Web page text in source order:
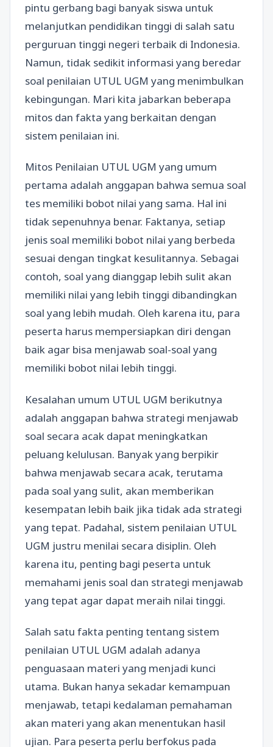
pintu gerbang bagi banyak siswa untuk
melanjutkan pendidikan tinggi di salah satu
perguruan tinggi negeri terbaik di Indonesia.
Namun, tidak sedikit informasi yang beredar
soal penilaian UTUL UGM yang menimbulkan
kebingungan. Mari kita jabarkan beberapa
mitos dan fakta yang berkaitan dengan
sistem penilaian ini.
Mitos Penilaian UTUL UGM yang umum
pertama adalah anggapan bahwa semua soal
tes memiliki bobot nilai yang sama. Hal ini
tidak sepenuhnya benar. Faktanya, setiap
jenis soal memiliki bobot nilai yang berbeda
sesuai dengan tingkat kesulitannya. Sebagai
contoh, soal yang dianggap lebih sulit akan
memiliki nilai yang lebih tinggi dibandingkan
soal yang lebih mudah. Oleh karena itu, para
peserta harus mempersiapkan diri dengan
baik agar bisa menjawab soal-soal yang
memiliki bobot nilai lebih tinggi.
Kesalahan umum UTUL UGM berikutnya
adalah anggapan bahwa strategi menjawab
soal secara acak dapat meningkatkan
peluang kelulusan. Banyak yang berpikir
bahwa menjawab secara acak, terutama
pada soal yang sulit, akan memberikan
kesempatan lebih baik jika tidak ada strategi
yang tepat. Padahal, sistem penilaian UTUL
UGM justru menilai secara disiplin. Oleh
karena itu, penting bagi peserta untuk
memahami jenis soal dan strategi menjawab
yang tepat agar dapat meraih nilai tinggi.
Salah satu fakta penting tentang sistem
penilaian UTUL UGM adalah adanya
penguasaan materi yang menjadi kunci
utama. Bukan hanya sekadar kemampuan
menjawab, tetapi kedalaman pemahaman
akan materi yang akan menentukan hasil
ujian. Para peserta perlu berfokus pada